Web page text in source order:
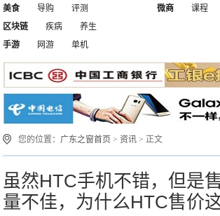
美食
导购 评测
微商
课程
区块链
疾病
养生
手游
网游 单机
您的位置： 广东之窗首页 >资讯 > 正文
虽然HTC手机不错，但是
量不佳，为什么HTC售价这